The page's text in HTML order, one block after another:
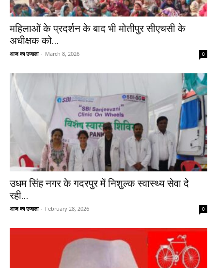
महिलाओं के प्रदर्शन के बाद भी मोतीपुर सीएचसी के
अधीक्षक को...
आज का उजाला - March 8, 2026 0
उधम सिंह नगर के गदरपुर में निशुल्क स्वास्थ्य सेवा दे
रही...
आज का उजाला - February 28, 2026 0